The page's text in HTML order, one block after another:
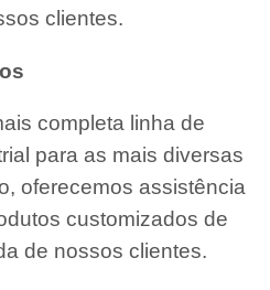
clientes.
completa linha de
para as mais diversas
oferecemos assistência
customizados de
de nossos clientes.